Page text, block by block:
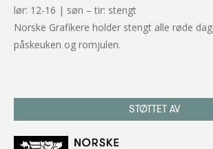
lør: 12-16 | søn – tir: stengt
Norske Grafikere holder stengt alle røde
påskeuken og romjulen.
STØTTET AV